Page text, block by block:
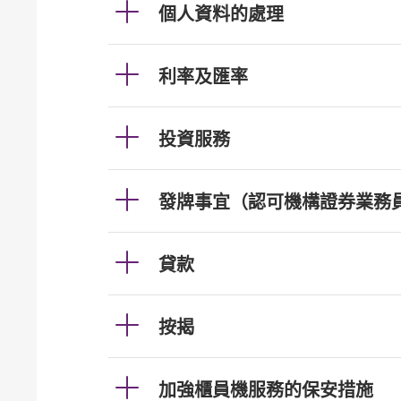
個人資料的處理
利率及匯率
投資服務
發牌事宜（認可機構證券業務
貸款
按揭
加強櫃員機服務的保安措施